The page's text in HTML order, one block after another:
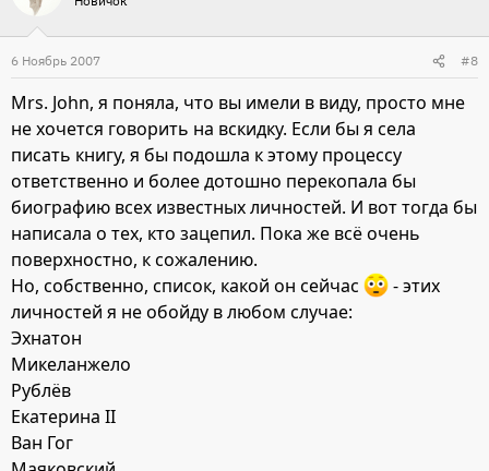
6 Ноябрь 2007 #8
Mrs. John, я поняла, что вы имели в виду, просто мне
не хочется говорить на вскидку. Если бы я села
писать книгу, я бы подошла к этому процессу
ответственно и более дотошно перекопала бы
биографию всех известных личностей. И вот тогда бы
написала о тех, кто зацепил. Пока же всё очень
поверхностно, к сожалению.
Но, собственно, список, какой он сейчас
- этих
личностей я не обойду в любом случае:
Эхнатон
Микеланжело
Рублёв
Екатерина II
Ван Гог